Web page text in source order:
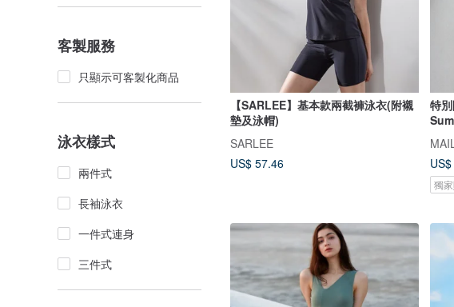
客製服務
只顯示可客製化商品
泳衣樣式
兩件式
長袖泳衣
一件式連身
三件式
【SARLEE】基本款兩截褲泳衣(附襯
墊及泳帽)
SARLEE
US$ 57.46
特
獨